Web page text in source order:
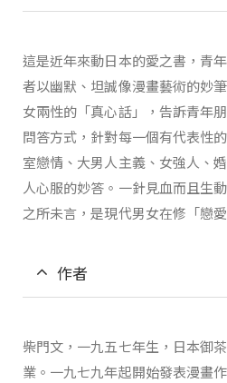
這是近年來動日本的愛之書，青
者以幽默、坦誠像漫畫藝術的妙
女兩性的「真心話」，告訴青年
問答方式，針對每一個有代表性
室戀情、大男人主義、女強人、
人心服的妙答。一針見血而且生
之所未言，是現代男女在修「戀
作者
柴門文，一九五七年生，日本御
業。一九七九年起開始發表漫畫